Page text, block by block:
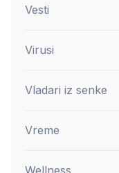
Vesti
Virusi
Vladari iz senke
Vreme
Wellness